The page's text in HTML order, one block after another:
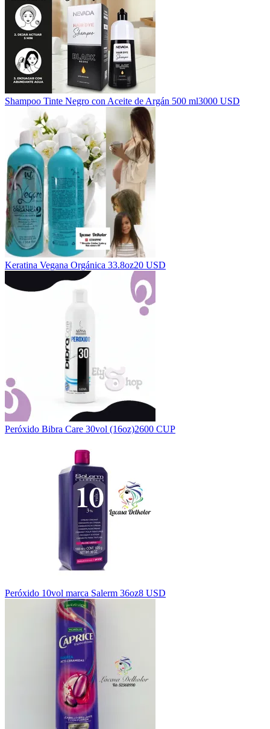
Shampoo Tinte Negro con Aceite de Argán 500 ml3000 USD
Keratina Vegana Orgánica 33.8oz20 USD
Peróxido Bibra Care 30vol (16oz)2600 CUP
Peróxido 10vol marca Salerm 36oz8 USD